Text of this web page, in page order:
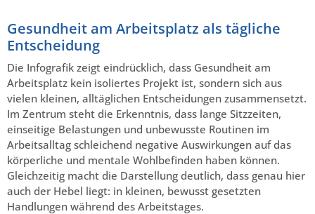
Gesundheit am Arbeitsplatz als tägliche
Entscheidung
Die Infografik zeigt eindrücklich, dass Gesundheit am
Arbeitsplatz kein isoliertes Projekt ist, sondern sich aus
vielen kleinen, alltäglichen Entscheidungen zusammensetzt.
Im Zentrum steht die Erkenntnis, dass lange Sitzzeiten,
einseitige Belastungen und unbewusste Routinen im
Arbeitsalltag schleichend negative Auswirkungen auf das
körperliche und mentale Wohlbefinden haben können.
Gleichzeitig macht die Darstellung deutlich, dass genau hier
auch der Hebel liegt: in kleinen, bewusst gesetzten
Handlungen während des Arbeitstages.